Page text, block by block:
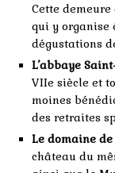
Cette
qui y organise
dégustations
L’abbaye
VIIe siècle et
moines
des retraites
Le domaine
château du